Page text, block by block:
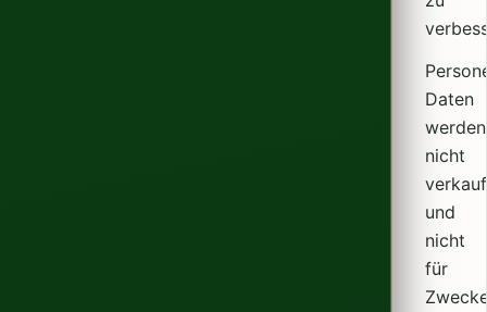
Daten
werden
nicht
und
nicht
für